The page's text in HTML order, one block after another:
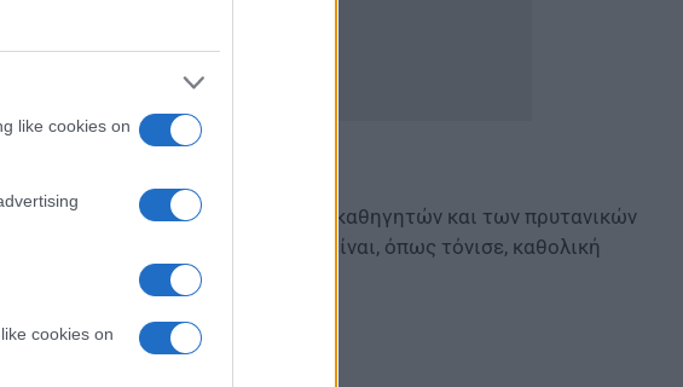
like cookies on
cookies on
η ασφάλεια των φοιτητών, των καθηγητών και των πρυτανικών
υποδομών των πανεπιστημίων είναι, όπως τόνισε, καθολική